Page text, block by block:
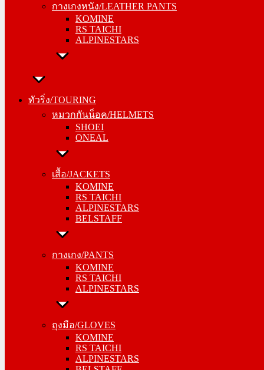
กางเกงหนัง/LEATHER PANTS
KOMINE
RS TAICHI
ALPINESTARS
ทัวริ่ง/TOURING
หมวกกันน็อค/HELMETS
SHOEI
ONEAL
เสื้อ/JACKETS
KOMINE
RS TAICHI
ALPINESTARS
BELSTAFF
กางเกง/PANTS
KOMINE
RS TAICHI
ALPINESTARS
ถุงมือ/GLOVES
KOMINE
RS TAICHI
ALPINESTARS
RS TAICHI
ALPINESTARS
ทัวริ่ง/TOURING
SHOEI
ONEAL
เสื้อ/JACKETS
RS TAICHI
ALPINESTARS
BELSTAFF
กางเกง/PANTS
RS TAICHI
ALPINESTARS
ถุงมือ/GLOVES
RS TAICHI
ALPINESTARS
BELSTAFF